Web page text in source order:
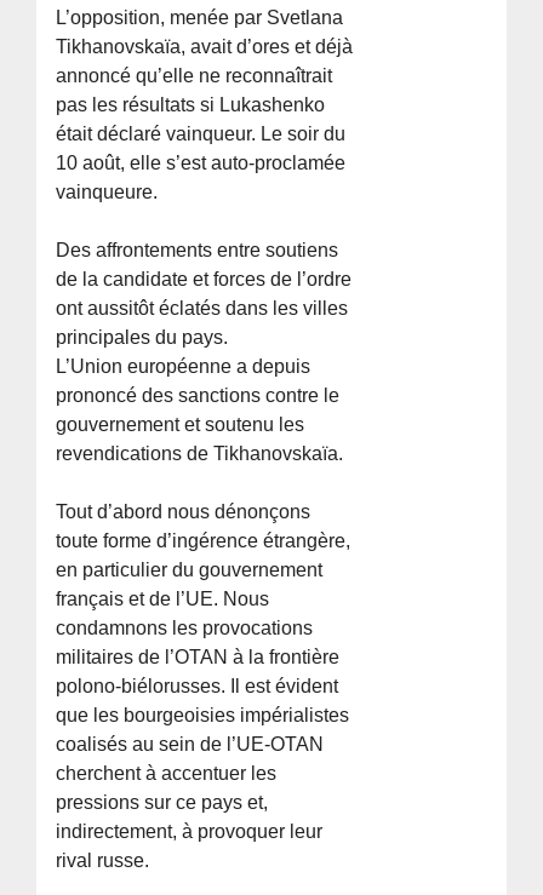
L’opposition, menée par Svetlana
Tikhanovskaïa, avait d’ores et déjà
annoncé qu’elle ne reconnaîtrait
pas les résultats si Lukashenko
était déclaré vainqueur. Le soir du
10 août, elle s’est auto-proclamée
vainqueure.
Des affrontements entre soutiens
de la candidate et forces de l’ordre
ont aussitôt éclatés dans les villes
principales du pays.
L’Union européenne a depuis
prononcé des sanctions contre le
gouvernement et soutenu les
revendications de Tikhanovskaïa.
Tout d’abord nous dénonçons
toute forme d’ingérence étrangère,
en particulier du gouvernement
français et de l’UE. Nous
condamnons les provocations
militaires de l’OTAN à la frontière
polono-biélorusses. Il est évident
que les bourgeoisies impérialistes
coalisés au sein de l’UE-OTAN
cherchent à accentuer les
pressions sur ce pays et,
indirectement, à provoquer leur
rival russe.